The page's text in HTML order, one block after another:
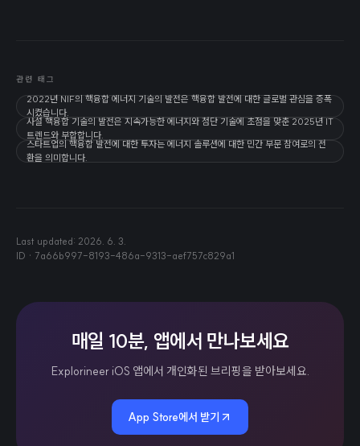
관련 태그
2022년 NIF의 핵융합 에너지 기술의 발전은 핵융합 발전에 대한 글로벌 관심을 증폭
시켰습니다.
사설 핵융합 기술의 발전은 지속가능한 에너지와 첨단 기술에 초점을 맞춘 2025년 IT
트렌드와 부합합니다.
스타트업의 핵융합 발전에 대한 투자는 에너지 솔루션에 대한 민간 부문 참여로의 전
환을 의미합니다.
Last updated: 2026. 6. 3.
ID · 7a66b997-8193-486a-9313-aef757c829a1
매일 10분, 앱에서 만나보세요
Explorineer iOS 앱에서 개인화된 브리핑을 받아보세요.
App Store에서 받기